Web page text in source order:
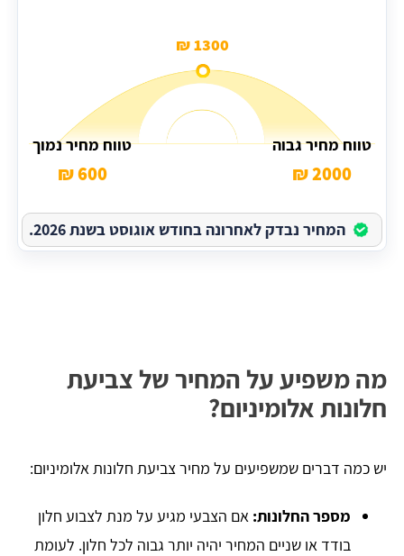
1300 ₪
טווח מחיר גבוה
2000 ₪
טווח מחיר נמוך
600 ₪
המחיר נבדק לאחרונה בחודש אוגוסט בשנת 2026.
מה משפיע על המחיר של צביעת
חלונות אלומיניום?
יש כמה דברים שמשפיעים על מחיר צביעת חלונות אלומיניום:
מספר החלונות: אם הצבעי מגיע על מנת לצבוע חלון
בודד או שניים המחיר יהיה יותר גבוה לכל חלון. לעומת